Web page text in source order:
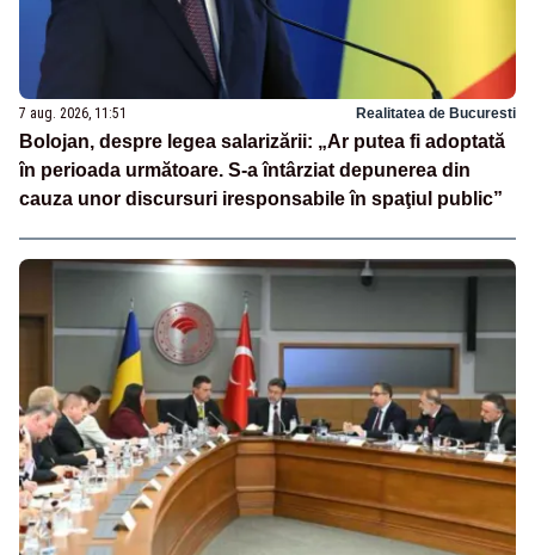
7 aug. 2026, 11:51 Realitatea de Bucuresti
Bolojan, despre legea salarizării: „Ar putea fi adoptată
în perioada următoare. S-a întârziat depunerea din
cauza unor discursuri iresponsabile în spaţiul public”